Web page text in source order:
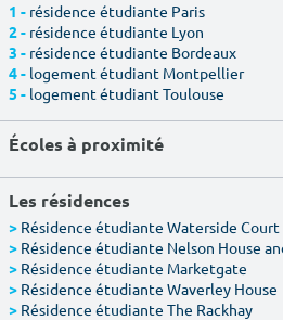
1 - résidence étudiante Paris
2 - résidence étudiante Lyon
3 - résidence étudiante Bordeaux
4 - logement étudiant Montpellier
5 - logement étudiant Toulouse
Écoles à proximité
Les résidences
> Résidence étudiante Waterside Court
> Résidence étudiante Nelson House
> Résidence étudiante Marketgate
> Résidence étudiante Waverley House
> Résidence étudiante The Rackhay